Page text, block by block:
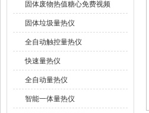
固体废物热值糖心免费视频
固体垃圾量热仪
全自动触控量热仪
快速量热仪
全自动量热仪
智能一体量热仪